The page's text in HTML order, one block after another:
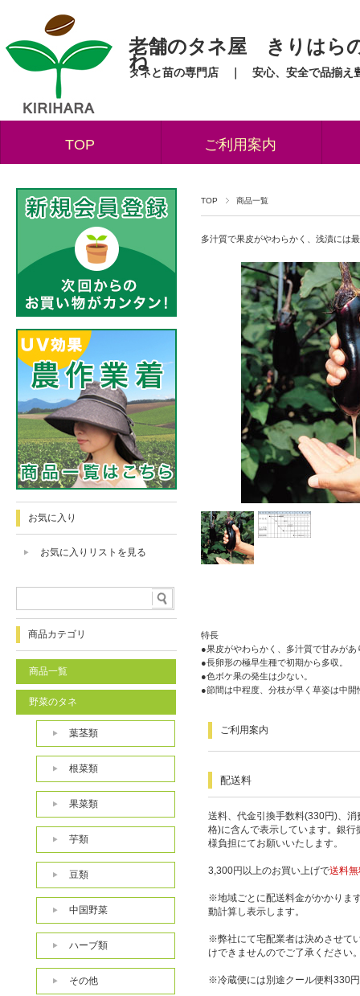
老舗のタネ屋 きりはら
ね
タネと苗の専門店 ｜ 安心、安全で品揃え
TOP ご利用案内
TOP 商品一覧
多汁質で果皮がやわらかく、浅漬には
特長
●果皮がやわらかく、多汁質で甘みが
●長卵形の極早生種で初期から多収。
●色ボケ果の発生は少ない。
●節間は中程度、分枝が早く草姿は中開
ご利用案内
配送料
送料、代金引換手数料(330円)、
格)に含んで表示しています。銀
様負担にてお願いいたします。
3,300円以上のお買い上げで送料
※地域ごとに配送料金がかかりま
動計算し表示します。
※弊社にて宅配業者は決めさせて
けできませんのでご了承ください
※冷蔵便には別途クール便料330
お気に入り
お気に入りリストを見る
商品カテゴリ
商品一覧
野菜のタネ
葉茎類
根菜類
果菜類
芋類
豆類
中国野菜
ハーブ類
その他